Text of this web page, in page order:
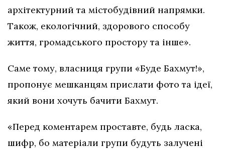
архітектурний та містобудівний напрямки.
Також, екологічний, здорового способу
життя, громадського простору та інше».
Саме тому, власниця групи «Буде Бахмут!»,
пропонує мешканцям прислати фото та ідеї,
який вони хочуть бачити Бахмут.
«Перед коментарем проставте, будь ласка,
шифр, бо матеріали групи будуть залучені